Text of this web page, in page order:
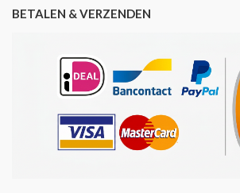
BETALEN & VERZENDEN